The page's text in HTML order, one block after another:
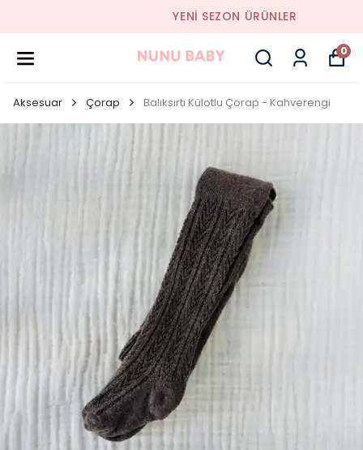
YENI SEZON ÜRÜNLER
0
Aksesuar Çorap Balıksırtı Külotlu Çorap - Kahverengi